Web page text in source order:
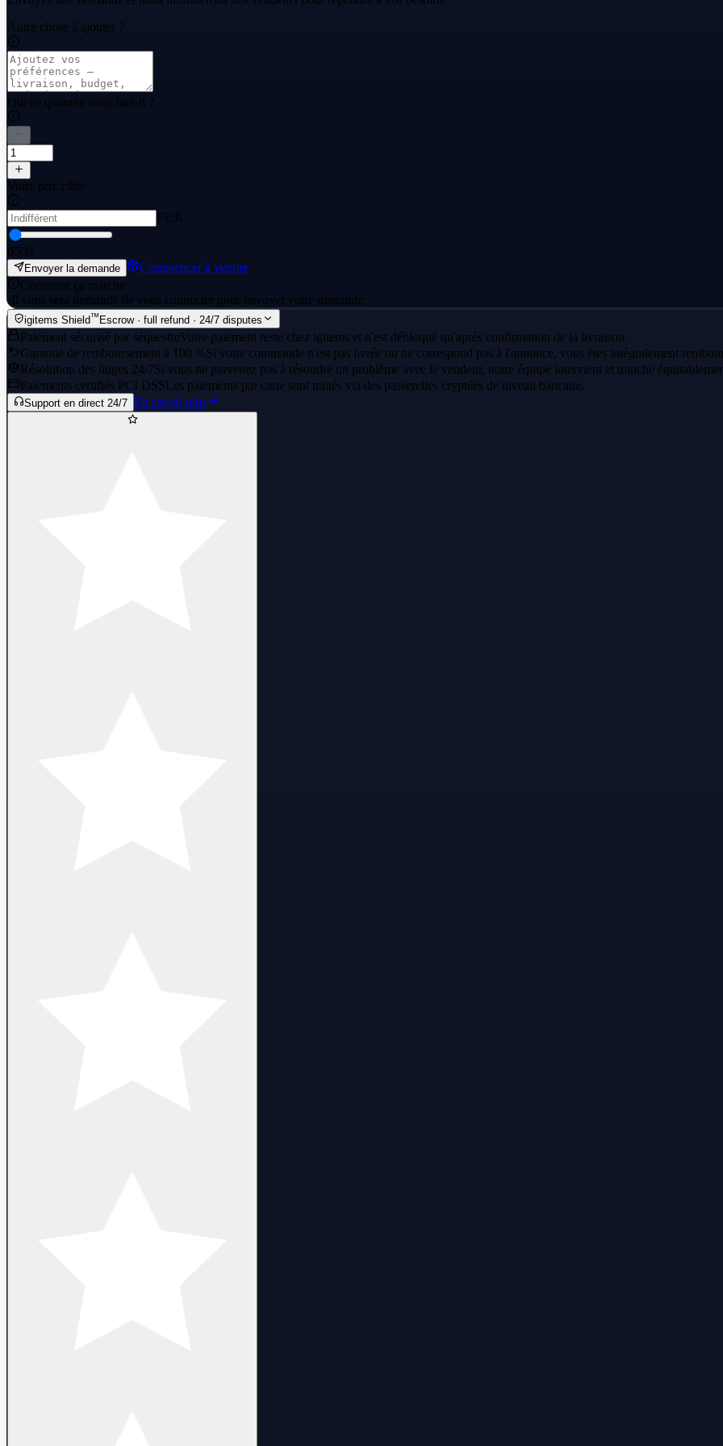
Autre chose à ajouter ?
Quelle quantité vous faut-il ?
Votre prix cible
EUR
0500
Envoyer la demande
Commencer à vendre
Comment ça marche
·
Il vous sera demandé de vous connecter pour envoyer votre demande.
igitems Shield™ Escrow · full refund · 24/7 disputes
Paiement sécurisé par séquestreVotre paiement reste chez igitems et n'est débloqué qu'après confirmation de la livraison.
Garantie de remboursement à 100 %Si votre commande n'est pas livrée ou ne correspond pas à l'annonce, vous êtes intégralement
Résolution des litiges 24/7Si vous ne parvenez pas à résoudre un problème avec le vendeur, notre équipe intervient et tranche
Paiements certifiés PCI DSS Les paiements par carte sont traités via des passerelles cryptées de niveau bancaire.
Support en direct 24/7 En savoir plus